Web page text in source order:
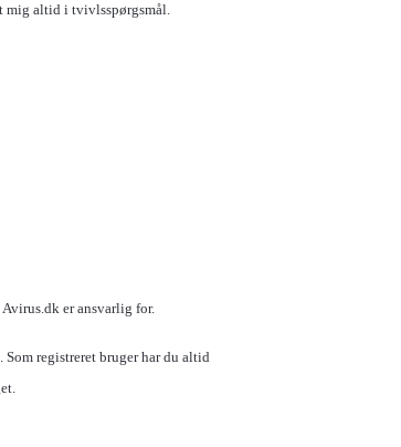
mig altid i tvivlsspørgsmål.
er ansvarlig for.
registreret bruger har du altid